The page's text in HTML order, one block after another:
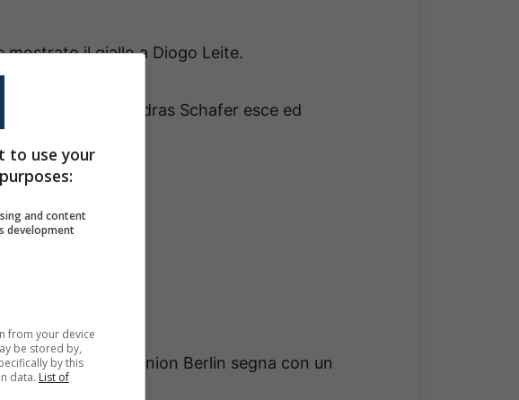
mostrato il giallo a Diogo Leite.
tattica. Andras Schafer esce ed
- Danilho Doekhi Union Berlin segna con un
to use your
and content
development
from your device
be stored by,
by this
data. List of